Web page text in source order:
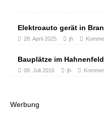
Elektroauto gerät in
28. April 2025 jh
Bauplätze im
09. Juli 2016 jh
Werbung